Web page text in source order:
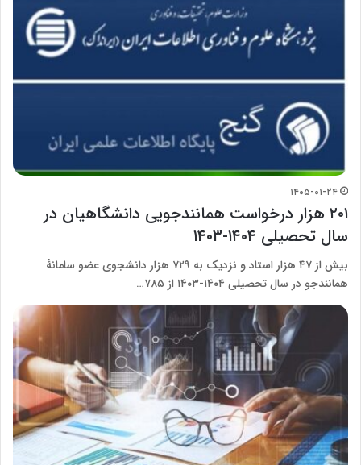
۱۴۰۵-۰۱-۲۴
۲۰۱ هزار درخواست همانندجویی دانشگاهیان در
سال تحصیلی ۱۴۰۴-۱۴۰۳
بیش از ۴۷ هزار استاد و نزدیک به ۷۲۹ هزار دانشجوی عضو سامانۀ
همانندجو در سال تحصیلی ۱۴۰۴-۱۴۰۳ از ۷۸۵…